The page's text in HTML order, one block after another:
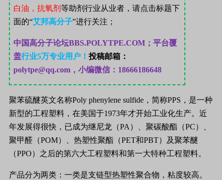
白油，抗氧剂 等助剂行业从业者，请点击标题下
面的“艾邦高分子”进行关注；
中国高分子论坛BBS.POLYTPE.COM； 平台覆
盖行业5万专业用户！ 投稿邮箱：
polytpe@qq.com，小编微信：18666186648
聚苯硫醚英文名称Poly phenylene sulfide ，简称PPS ，是一种
新型的工程塑料，在美国于1973年才开始工业化生产。近
年发展得很快，已成为继尼龙（PA ）、聚碳酸酯（PC）、
聚甲醛（POM）、热塑性聚酯（PET和PBT）及聚苯醚
（PPO）之后的第六大工程塑料和第一大特种工程塑料。
产品分为两类：一类是支链型热塑性聚合物，粘度较高。